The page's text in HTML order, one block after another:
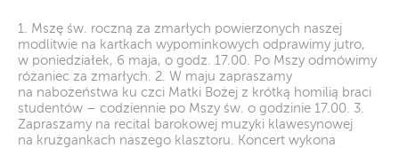
1. Mszę św. roczną za zmarłych powierzonych naszej
modlitwie na kartkach wypominkowych odprawimy jutro,
w poniedziałek, 6 maja, o godz. 17.00. Po Mszy odmówimy
różaniec za zmarłych. 2. W maju zapraszamy
na nabożeństwa ku czci Matki Bożej z krótką homilią braci
studentów – codziennie po Mszy św. o godzinie 17.00. 3.
Zapraszamy na recital barokowej muzyki klawesynowej
na krużgankach naszego klasztoru. Koncert wykona